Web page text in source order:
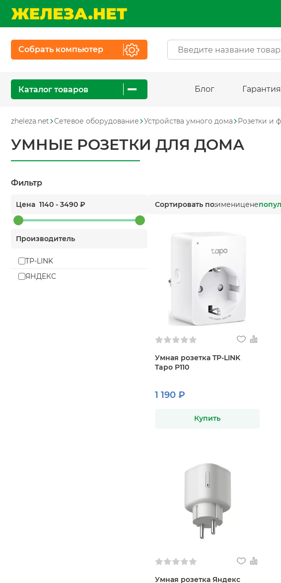
Собрать компьютер
Каталог товаров Блог Гарантия
zheleza.net Сетевое оборудование Устройства умного дома Розетки и
УМНЫЕ РОЗЕТКИ ДЛЯ ДОМА
Фильтр
Цена 1140 - 3490 ₽
Производитель
TP-LINK
ЯНДЕКС
Сортировать по:именицене
Умная розетка TP-LINK
Tapo P110
1 190 ₽
Купить
Умная розетка Яндекс